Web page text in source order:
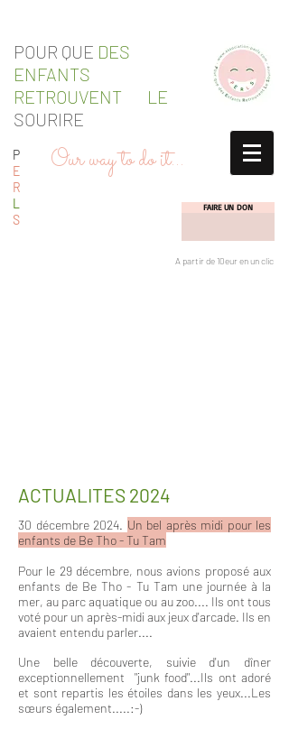
POUR QUE DES
ENFANTS
RETROUVENT LE
SOURIRE
P
E
R
L
S
FAIRE UN DON
Our way to do it...
A partir de 10eur en un clic
ACTUALITES 2024
30 décembre 2024. Un bel après midi pour les
enfants de Be Tho - Tu Tam
Pour le 29 décembre, nous avions proposé aux
enfants de Be Tho - Tu Tam une journée à la
mer, au parc aquatique ou au zoo.... Ils ont tous
voté pour un après-midi aux jeux d'arcade. Ils en
avaient entendu parler....
Une belle découverte, suivie d'un dîner
exceptionnellement "junk food"...Ils ont adoré
et sont repartis les étoiles dans les yeux...Les
sœurs également.....:-)